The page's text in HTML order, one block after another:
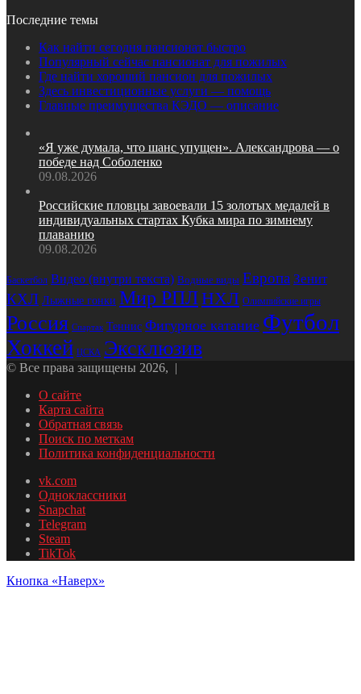
Последние темы
Как найти сегодня пансионат быстро
Популярный сейчас пансионат для пожилых
Где найти хороший пансион для пожилых
Здесь инвестиционные услуги — помощь
Главные преимущества КЭДО — описание
«Я уже думала, что шанс упущен». Александрова — о
победе над Соболенко
09.08.2026
Российские пловцы завоевали 15 золотых медалей в
индивидуальных стартах Кубка мира по зимнему
плаванию
09.08.2026
Баскетбол Видео (внутри текста) Водные виды Европа Зенит
КХЛ Лыжные гонки Мир РПЛНХЛ Олимпийские игры
Россия Спартак Теннис Фигурное катание Футбол
Хоккей ЦСКА Эксклюзив
© Все права защищены 2026, |
О сайте
Карта сайта
Обратная связь
Поиск по меткам
Политика конфиденциальности
vk.com
Одноклассники
Snapchat
Telegram
Steam
TikTok
Кнопка «Наверх»